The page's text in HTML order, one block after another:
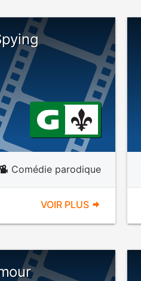
Comédie parodique
VOIR PLUS